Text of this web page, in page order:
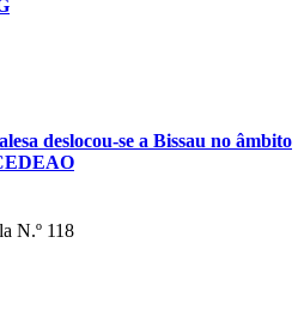
deslocou-se a Bissau no âmbito
N.º 118